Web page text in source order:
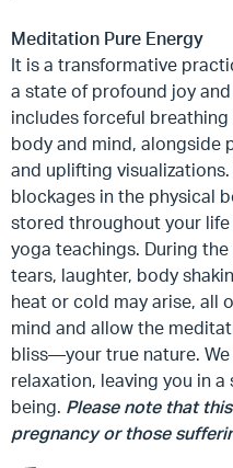
Meditation Pure Energy
It is a transformative
a state of profound joy
includes forceful
body and mind, alongside
and uplifting
blockages in the physical
stored throughout your
yoga teachings. During
tears, laughter, body
heat or cold may arise, all
mind and allow the
bliss—your true nature.
relaxation, leaving you in
being. Please note that
pregnancy or those